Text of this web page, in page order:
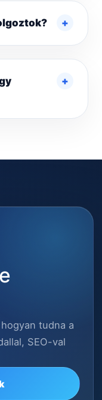
tudna a
SEO-val